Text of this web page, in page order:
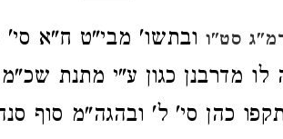
סט"ו ובתשו' מבי"ט ח"א
מדרבנן כגון ע"י מתנת שכ"מ
תקפו כהן סי' ל' ובהגה"מ סוף